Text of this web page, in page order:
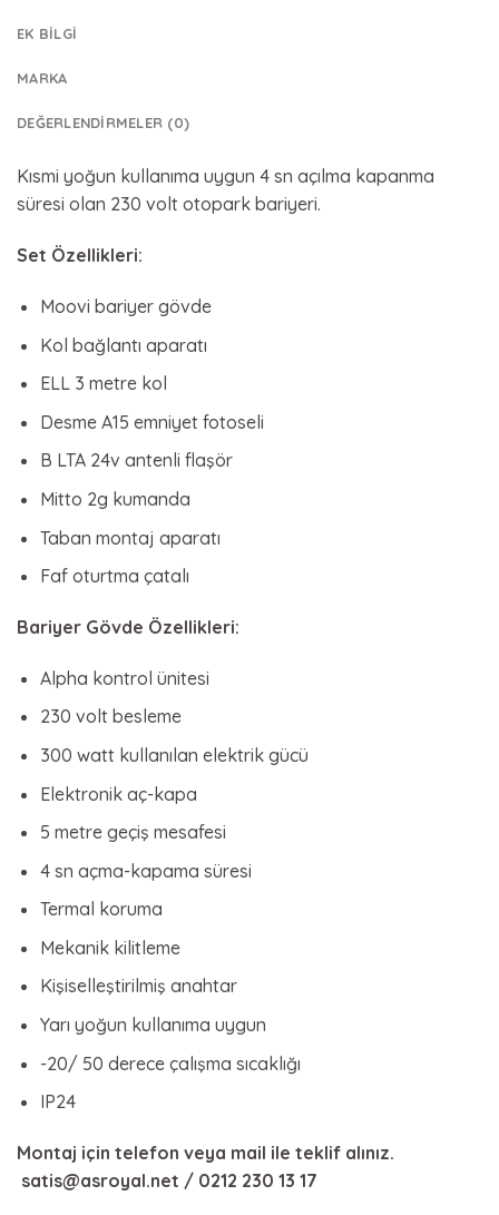
EK BILGI
MARKA
DEĞERLENDIRMELER (0)
Kısmi yoğun kullanıma uygun 4 sn açılma kapanma
süresi olan 230 volt otopark bariyeri.
Set Özellikleri:
Moovi bariyer gövde
Kol bağlantı aparatı
ELL 3 metre kol
Desme A15 emniyet fotoseli
B LTA 24v antenli flaşör
Mitto 2g kumanda
Taban montaj aparatı
Faf oturtma çatalı
Bariyer Gövde Özellikleri:
Alpha kontrol ünitesi
230 volt besleme
300 watt kullanılan elektrik gücü
Elektronik aç-kapa
5 metre geçiş mesafesi
4 sn açma-kapama süresi
Termal koruma
Mekanik kilitleme
Kişiselleştirilmiş anahtar
Yarı yoğun kullanıma uygun
-20/ 50 derece çalışma sıcaklığı
IP24
Montaj için telefon veya mail ile teklif alınız.
satis@asroyal.net / 0212 230 13 17